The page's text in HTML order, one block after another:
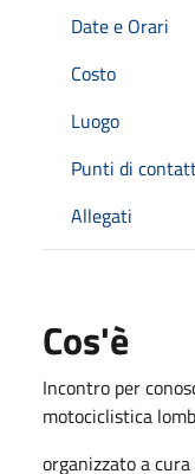
Date e Orari
Costo
Luogo
Punti di
Allegati
Cos'è
Incontro per
motociclistica
organizzato a